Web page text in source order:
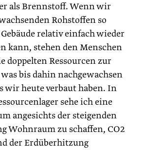
als Brennstoff. Wenn wir
Rohstoffen so
Gebäude relativ einfach wieder
kann, stehen den Menschen
doppelten Ressourcen zur
bis dahin nachgewachsen
wir heute verbaut haben. In
sehe ich eine
angesichts der steigenden
Wohnraum zu schaffen, CO2
der Erdüberhitzung